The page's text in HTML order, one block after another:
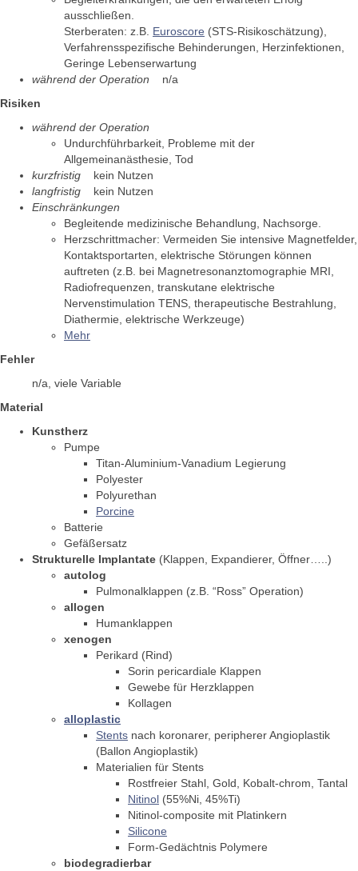
ausschließen.
Sterberaten: z.B. Euroscore (STS-Risikoschätzung),
Verfahrensspezifische Behinderungen, Herzinfektionen,
Geringe Lebenserwartung
während der Operation n/a
Risiken
während der Operation
Undurchführbarkeit, Probleme mit der
Allgemeinanästhesie, Tod
kurzfristig kein Nutzen
langfristig kein Nutzen
Einschränkungen
Begleitende medizinische Behandlung, Nachsorge.
Herzschrittmacher: Vermeiden Sie intensive Magnetfelder,
Kontaktsportarten, elektrische Störungen können
auftreten (z.B. bei Magnetresonanztomographie MRI,
Radiofrequenzen, transkutane elektrische
Nervenstimulation TENS, therapeutische Bestrahlung,
Diathermie, elektrische Werkzeuge)
Mehr
Fehler
n/a, viele Variable
Material
Kunstherz
Pumpe
Titan-Aluminium-Vanadium Legierung
Polyester
Polyurethan
Porcine
Batterie
Gefäßersatz
Strukturelle Implantate (Klappen, Expandierer, Öffner…..)
autolog
Pulmonalklappen (z.B. “Ross” Operation)
allogen
Humanklappen
xenogen
Perikard (Rind)
Sorin pericardiale Klappen
Gewebe für Herzklappen
Kollagen
alloplastic
Stents nach koronarer, peripherer Angioplastik
(Ballon Angioplastik)
Materialien für Stents
Rostfreier Stahl, Gold, Kobalt-chrom, Tantal
Nitinol (55%Ni, 45%Ti)
Nitinol-composite mit Platinkern
Silicone
Form-Gedächtnis Polymere
biodegradierbar